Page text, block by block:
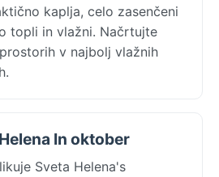
kaplja, celo zasenčeni
topli in vlažni. Načrtujte
v najbolj vlažnih
In oktober
Sveta Helena's